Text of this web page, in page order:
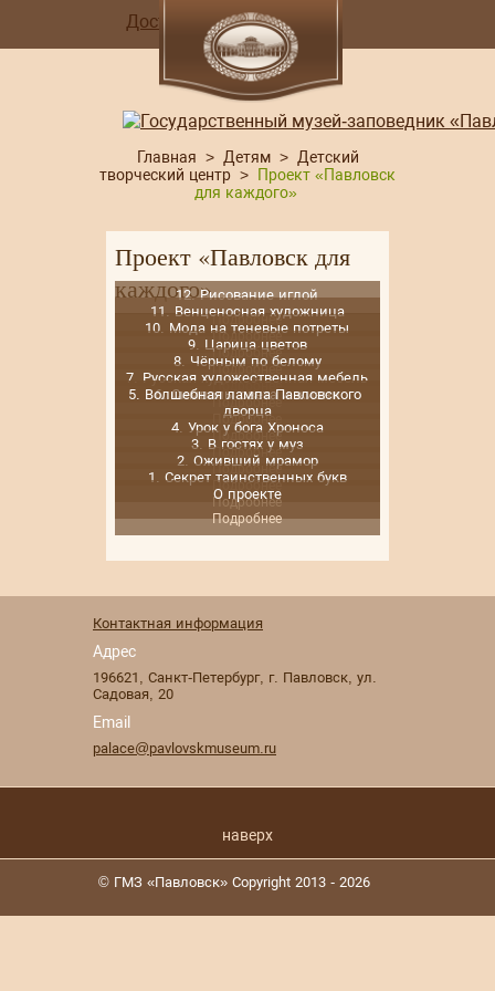
Доступная среда
Главная > Детям > Детский
творческий центр >
Проект «Павловск
для каждого»
Проект «Павловск для
каждого»12. Рисование иглой
Подробнее
11. Венценосная художница
Подробнее
10. Мода на теневые потреты
Подробнее
9. Царица цветов
Подробнее
8. Чёрным по белому
Подробнее
7. Русская художественная мебель
Подробнее
6. Символы света и жизни
Подробнее
5. Волшебная лампа Павловского
дворца
Подробнее
4. Урок у бога Хроноса
Подробнее
3. В гостях у муз
Подробнее
2. Оживший мрамор
Подробнее
1. Секрет таинственных букв
Подробнее
О проекте
Подробнее
Контактная информация
Адрес
196621 , Санкт-Петербург, г. Павловск, ул.
Садовая, 20
Email
palace@pavlovskmuseum.ru
наверх
© ГМЗ «Павловск» Copyright 2013 - 2026